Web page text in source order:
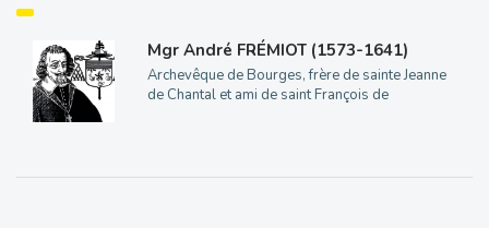
Mgr André FRÉMIOT (1573-1641)
Archevêque de Bourges, frère de sainte Jeanne
de Chantal et ami de saint François de